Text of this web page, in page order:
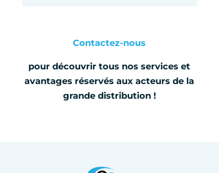
Contactez-nous
pour découvrir tous nos services et
avantages réservés aux acteurs de la
grande distribution !